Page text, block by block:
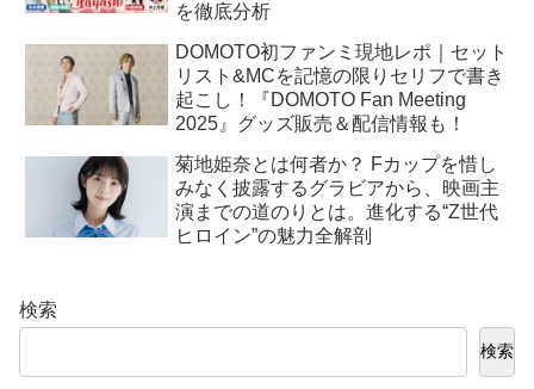
を徹底分析
DOMOTO初ファンミ現地レポ｜セット
リスト&MCを記憶の限りセリフで書き
起こし！『DOMOTO Fan Meeting
2025』グッズ販売＆配信情報も！
菊地姫奈とは何者か？ Fカップを惜し
みなく披露するグラビアから、映画主
演までの道のりとは。進化する“Z世代
ヒロイン”の魅力全解剖
検索
検索